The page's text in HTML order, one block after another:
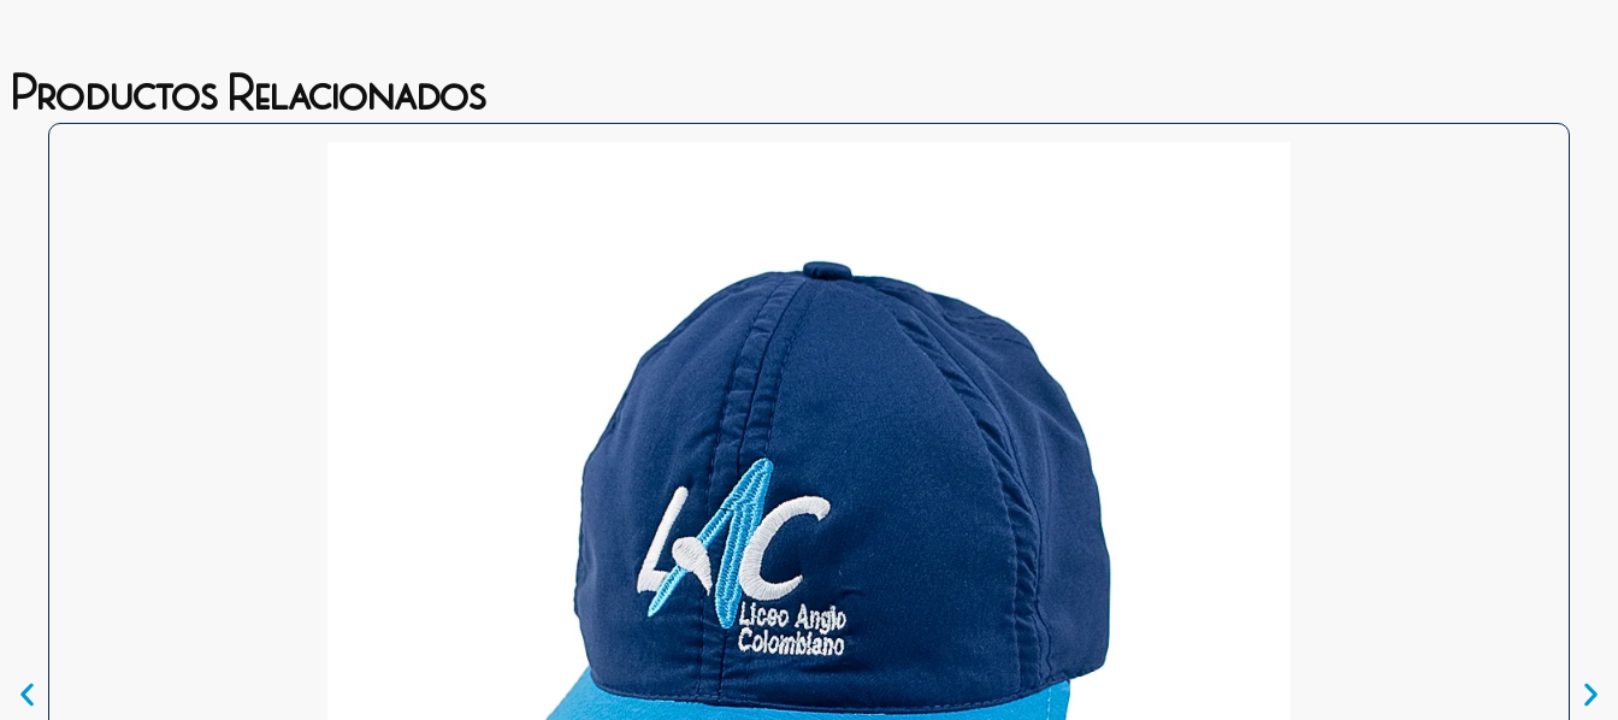
Productos Relacionados